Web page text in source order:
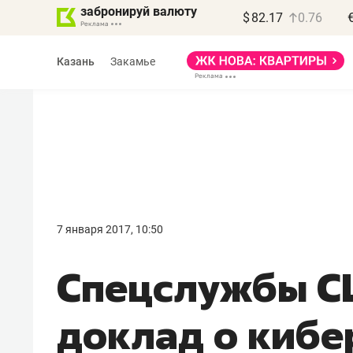
забронируй валюту $ 82.17 0.76
Казань Закамье
7 января 2017, 10:50
Спецслужбы
доклад о
правил, бизнес может
потерять минимум